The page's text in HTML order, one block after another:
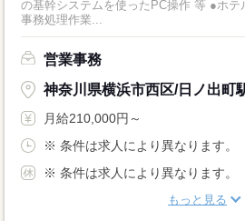
の基幹システムを使ったPC操作 等 ●ホ
事務処理作業...
営業事務
神奈川県横浜市西区/日ノ出町
月給210,000円～
※ 条件は求人により異なります。
※ 条件は求人により異なります。
もっと見る